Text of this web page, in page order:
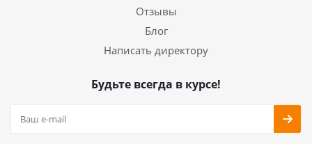
Отзывы
Блог
Написать директору
Будьте всегда в курсе!